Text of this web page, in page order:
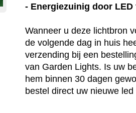
- Energiezuinig door
Wanneer u deze lichtbron
de volgende dag in huis
verzending bij een
van Garden Lights. Is uw
hem binnen 30 dagen
bestel direct uw nieuwe